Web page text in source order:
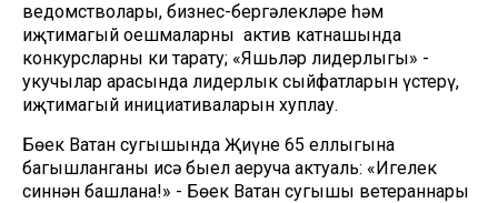
ведомстволары, бизнес-бергәлекләре һәм
иҗтимагый оешмаларның актив катнашында
конкурсларны киң тарату; «Яшьләр лидерлыгы» -
укучылар арасында лидерлык сыйфатларын үстерү,
иҗтимагый инициативаларын хуплау.
Бөек Ватан сугышында Җиңүнең 65 еллыгына
багышланганы исә быел аеруча актуаль: «Игелек
синнән башлана!» - Бөек Ватан сугышы ветераннары